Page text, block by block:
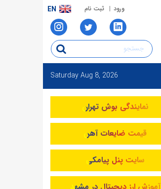
ورود ثبت نام EN
SaturdayAug 8, 2026
نمایندگی بوش تهران
قیمت ضایعات آهن
سایت پنل پیامکی